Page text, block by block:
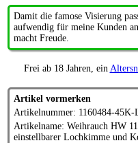
Damit die famose Visierung
aufwendig für meine Kunden
macht Freude.
Frei ab 18 Jahren, ein
Artikel vormerken
Artikelnummer: 1160484-45K-
Artikelname: Weihrauch HW
einstellbarer Lochkimme und